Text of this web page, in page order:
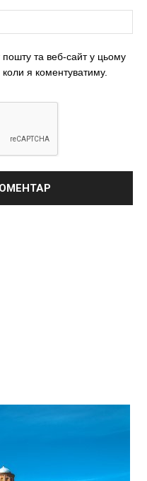
та веб-сайт у цьому
я коментуватиму.